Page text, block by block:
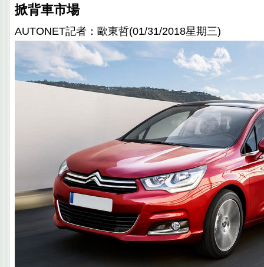
掀背車市場
AUTONET記者：歐東哲(01/31/2018星期三)